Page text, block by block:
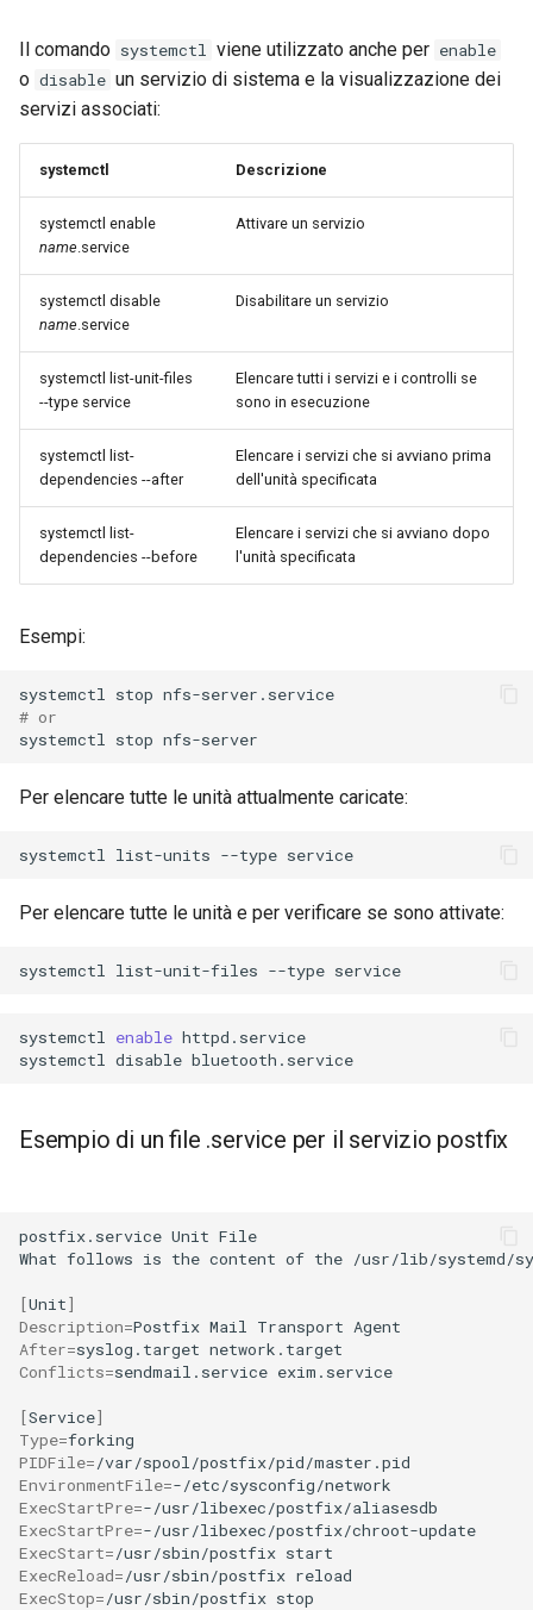
Il comando systemctl viene utilizzato anche per enable
o disable un servizio di sistema e la visualizzazione dei
servizi associati:
systemctl Descrizione
systemctl enable
name.service
Attivare un servizio
systemctl disable
name.service
Disabilitare un servizio
systemctl list-unit-files
--type service
Elencare tutti i servizi e i controlli se
sono in esecuzione
systemctl list-
dependencies --after
Elencare i servizi che si avviano prima
dell'unità specificata
systemctl list-
dependencies --before
Elencare i servizi che si avviano dopo
l'unità specificata
Esempi:
systemctl stop
# or
systemctl
stop
Per elencare tutte le unità attualmente caricate:
systemctl list-units --type
Per elencare tutte le unità e per verificare se sono attivate:
systemctl list-unit-files --type
systemctl enable httpd.service
systemctl
disable
Esempio di un file .service per il servizio postfix
postfix.service Unit File
What follows is the content of the /usr/lib/systemd/
[Unit]
Description=Postfix Mail Transport
After=syslog.target
Conflicts=sendmail.service exim.service
[Service]
Type=
PIDFile=
EnvironmentFile=
ExecStartPre=
ExecStartPre=
ExecStart=/usr/sbin/postfix
ExecReload=/usr/sbin/postfix
ExecStop=/usr/sbin/postfix stop